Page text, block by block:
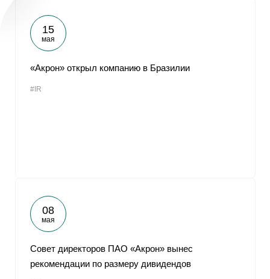
15
мая
«Акрон» открыл компанию в Бразилии
#IR
08
мая
Совет директоров ПАО «Акрон» вынес
рекомендации по размеру дивидендов